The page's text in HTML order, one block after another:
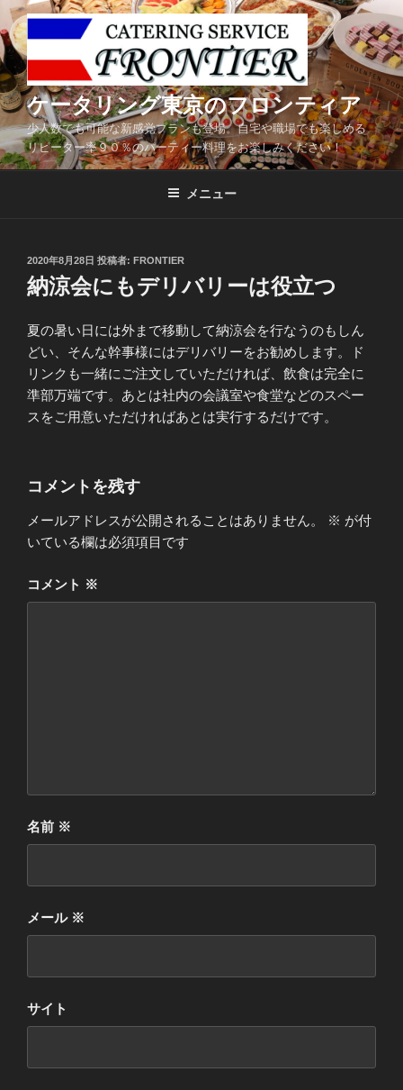
コ
ン
テ
ン
ツ
へ
キ
ケータリング東京のフロンティア
少人数でも可能な新感覚プランも登場。自宅や職場でも楽しめる
リピーター率９０％のパーティー料理をお楽しみください！
メニュー
投
稿
日:
2020年8月28日 投稿者: FRONTIER
納涼会にもデリバリーは役立つ
夏の暑い日には外まで移動して納涼会を行なうのもしん
どい、そんな幹事様にはデリバリーをお勧めします。ド
リンクも一緒にご注文していただければ、飲食は完全に
準部万端です。あとは社内の会議室や食堂などのスペー
スをご用意いただければあとは実行するだけです。
コメントを残す
メールアドレスが公開されることはありません。 ※ が付
いている欄は必須項目です
コメント ※
名前 ※
メール ※
サイト